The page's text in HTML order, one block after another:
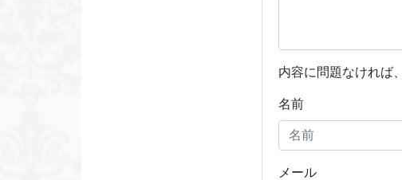
内容に問題なければ
名前
メール